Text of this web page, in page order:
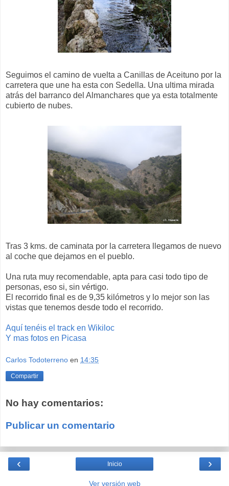
Seguimos el camino de vuelta a Canillas de Aceituno por la
carretera que une ha esta con Sedella. Una ultima mirada
atrás del barranco del Almanchares que ya esta totalmente
cubierto de nubes.
Tras 3 kms. de caminata por la carretera llegamos de nuevo
al coche que dejamos en el pueblo.
Una ruta muy recomendable, apta para casi todo tipo de
personas, eso si, sin vértigo.
El recorrido final es de 9,35 kilómetros y lo mejor son las
vistas que tenemos desde todo el recorrido.
Aquí tenéis el track en Wikiloc
Y mas fotos en Picasa
Carlos Todoterreno en 14:35
Compartir
No hay comentarios:
Publicar un comentario
‹ ›
Inicio
Ver versión web